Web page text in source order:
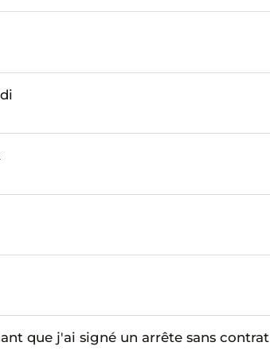
que j'ai signé un arrête sans contrat